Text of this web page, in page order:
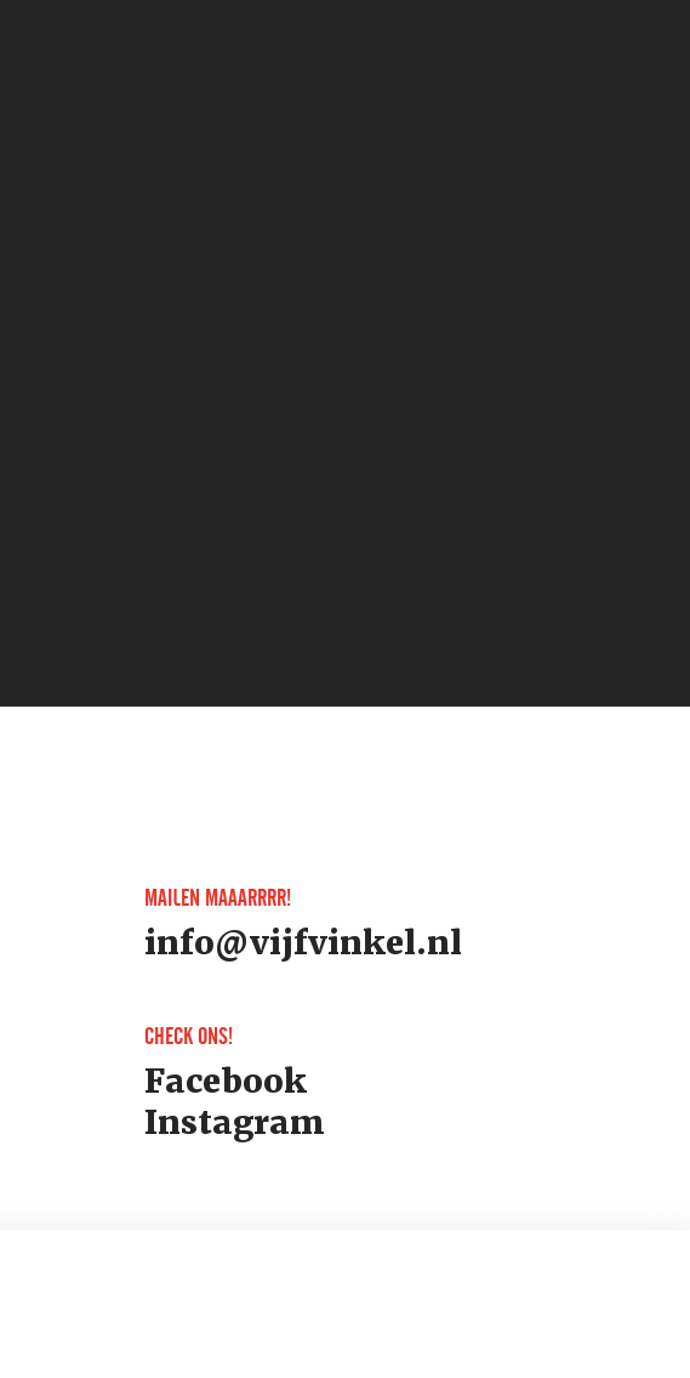
MAILEN MAAARRRR!
info@vijfvinkel.nl
CHECK ONS!
Facebook
Instagram